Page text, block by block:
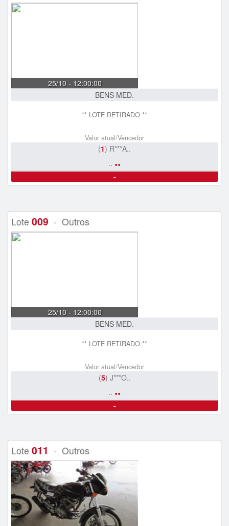
25/10 - 12:00:00
BENS MED.
** LOTE RETIRADO **
Valor atual/Vencedor
(1) R***A..
.. ..
-
Lote 009 - Outros
25/10 - 12:00:00
BENS MED.
** LOTE RETIRADO **
Valor atual/Vencedor
(5) J***O..
.. ..
-
Lote 011 - Outros